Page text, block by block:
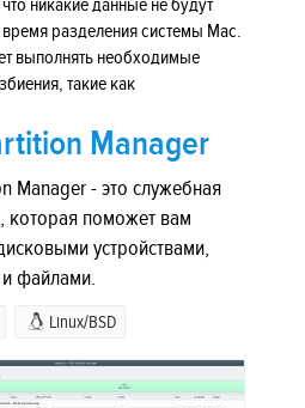
что никакие данные не будут
разделения системы Mac.
выполнять необходимые
такие как
Manager
Manager - это служебная
которая поможет вам
устройствами,
файлами.
Linux/BSD